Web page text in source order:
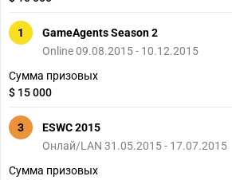
1
GameAgents Season 2
Online 09.08.2015 - 10.12.2015
Сумма призовых
$ 15 000
3
ESWC 2015
Онлай/LAN 31.05.2015 - 17.07.2015
Сумма призовых